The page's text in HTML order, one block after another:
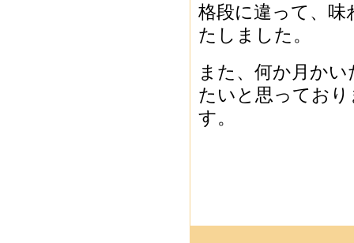
格段に違って、
たしました。
また、何か月か
たいと思ってお
す。